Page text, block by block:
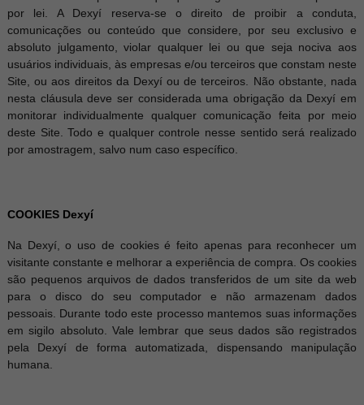
por lei. A Dexyí reserva-se o direito de proibir a conduta,
comunicações ou conteúdo que considere, por seu exclusivo e
absoluto julgamento, violar qualquer lei ou que seja nociva aos
usuários individuais, às empresas e/ou terceiros que constam neste
Site, ou aos direitos da Dexyí ou de terceiros. Não obstante, nada
nesta cláusula deve ser considerada uma obrigação da Dexyí em
monitorar individualmente qualquer comunicação feita por meio
deste Site. Todo e qualquer controle nesse sentido será realizado
por amostragem, salvo num caso específico.
COOKIES Dexyí
Na Dexyí, o uso de cookies é feito apenas para reconhecer um
visitante constante e melhorar a experiência de compra. Os cookies
são pequenos arquivos de dados transferidos de um site da web
para o disco do seu computador e não armazenam dados
pessoais. Durante todo este processo mantemos suas informações
em sigilo absoluto. Vale lembrar que seus dados são registrados
pela Dexyí de forma automatizada, dispensando manipulação
humana.